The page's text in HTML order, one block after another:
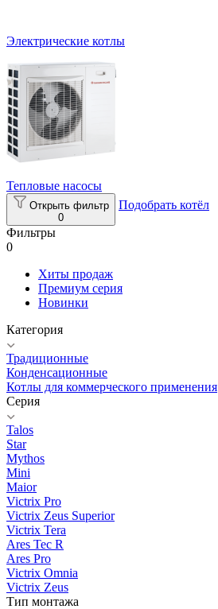
Электрические котлы
Тепловые насосы
Открыть фильтр
0
Подобрать котёл
Фильтры
0
Хиты продаж
Премиум серия
Новинки
Категория
Традиционные
Конденсационные
Котлы для коммерческого применения
Серия
Talos
Star
Mythos
Mini
Maior
Victrix Pro
Victrix Zeus Superior
Victrix Tera
Ares Tec R
Ares Pro
Victrix Omnia
Victrix Zeus
Тип монтажа